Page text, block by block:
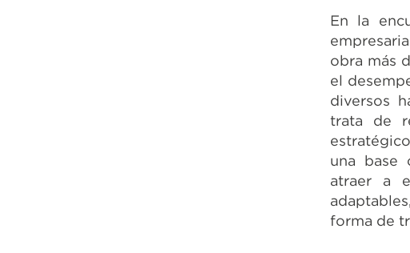
En la
obra más
el
diversos
trata de
una base
atraer a
forma de